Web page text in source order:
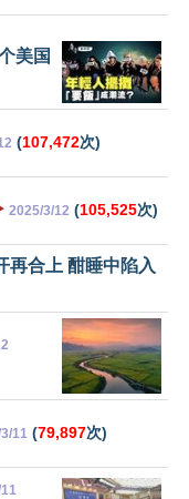
美国
(107,472次)
2025/3/12 (105,525次)
再合上 酣睡中陷入
11 (79,897次)